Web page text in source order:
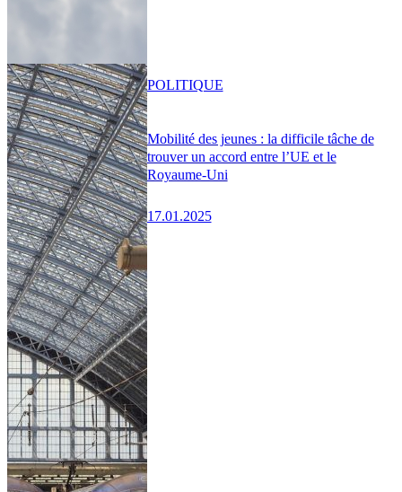
Mobilité des jeunes : la difficile tâche de
trouver un accord entre l’UE et le
Royaume-Uni
17.01.2025
POLITIQUE